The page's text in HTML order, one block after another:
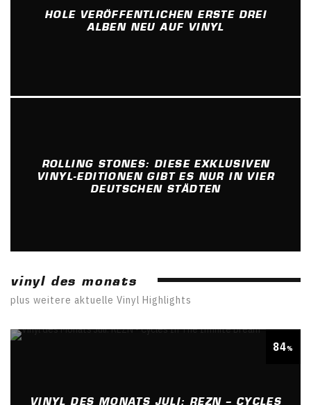
HOLE VERÖFFENTLICHEN ERSTE DREI
ALBEN NEU AUF VINYL
ROLLING STONES: DIESE EXKLUSIVEN
VINYL-EDITIONEN GIBT ES NUR IN VIER
DEUTSCHEN STÄDTEN
vinyl des monats
plus weitere aktuelle Vinyl Highlights
84%
VINYL DES MONATS JULI: REZN – CYCLES